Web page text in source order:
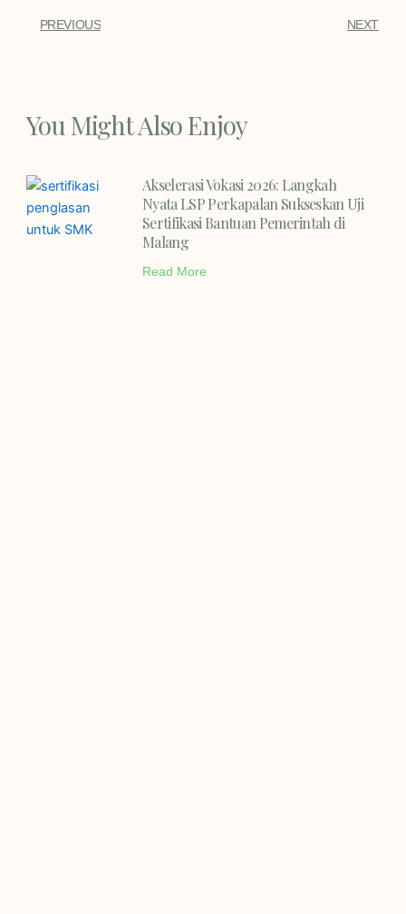
PREVIOUS NEXT
You Might Also Enjoy
Akselerasi Vokasi 2026: Langkah
Nyata LSP Perkapalan Sukseskan Uji
Sertifikasi Bantuan Pemerintah di
Malang
Read More